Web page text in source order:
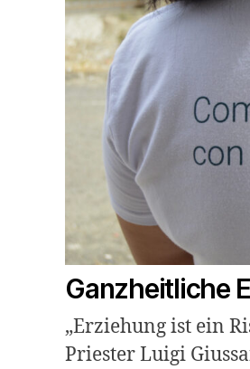
Ganzheitliche
„Erziehung ist ein
Priester Luigi